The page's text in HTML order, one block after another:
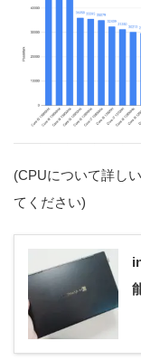
(CPUについて詳し
てください)